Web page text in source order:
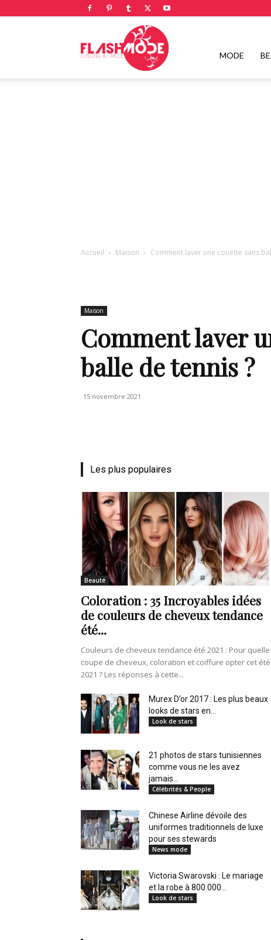
Flashmode
mode
de
vie
Numéro
un
en
Tunisie
MODE
Accueil Maison Comment laver une couette sans
Maison
Comment laver
balle de tennis ?
15 novembre 2021
Les plus populaires
Beauté
Coloration : 35 Incroyables idées
de couleurs de cheveux tendance
été...
Couleurs de cheveux tendance été 2021 : Pour quelle
coupe de cheveux, coloration et coiffure opter cet été
2021 ? Les réponses à cette...
Murex D’or 2017 : Les plus beaux
looks de stars en...
Look de stars
21 photos de stars tunisiennes
comme vous ne les avez
jamais...
Célébrités & People
Chinese Airline dévoile des
uniformes traditionnels de luxe
pour ses stewards
News mode
Victoria Swarovski : Le mariage
et la robe à 800 000...
Look de stars